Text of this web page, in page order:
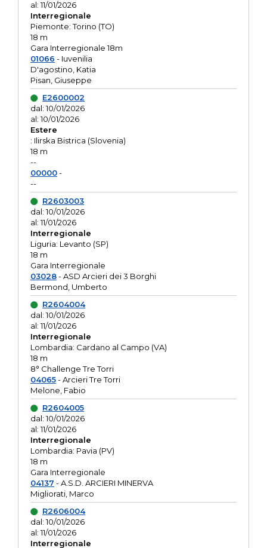
al: 11/01/2026
Interregionale
Piemonte: Torino (TO)
18 m
Gara Interregionale 18m
01066 - Iuvenilia
D'agostino, Katia
Pisan, Giuseppe
E2600002
dal: 10/01/2026
al: 10/01/2026
Estere
: Ilirska Bistrica (Slovenia)
18 m
--
00000-
--
R2603003
dal: 10/01/2026
al: 11/01/2026
Interregionale
Liguria: Levanto (SP)
18 m
Gara Interregionale
03028- ASD Arcieri dei 3 Borghi
Bermond, Umberto
R2604004
dal: 10/01/2026
al: 11/01/2026
Interregionale
Lombardia: Cardano al Campo (VA)
18 m
8° Challenge Tre Torri
04065- Arcieri Tre Torri
Melone, Fabio
R2604005
dal: 10/01/2026
al: 11/01/2026
Interregionale
Lombardia: Pavia (PV)
18 m
Gara Interregionale
04137 - A.S.D. ARCIERI MINERVA
Migliorati, Marco
R2606004
dal: 10/01/2026
al: 11/01/2026
Interregionale